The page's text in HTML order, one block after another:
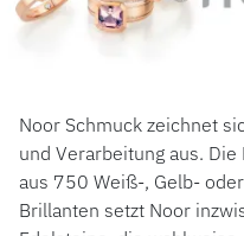
Noor Schmuck zeichnet
und Verarbeitung aus.
aus 750 Weiß-, Gelb-
Brillanten setzt Noor